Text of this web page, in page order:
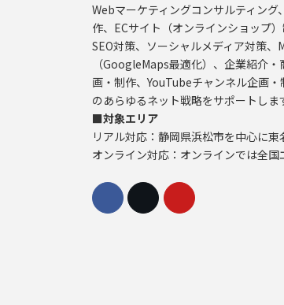
Webマーケティングコンサルティング
作、ECサイト（オンラインショップ
SEO対策、ソーシャルメディア対策、
（GoogleMaps最適化）、企業紹介
画・制作、YouTubeチャンネル企画
のあらゆるネット戦略をサポートしま
■対象エリア
リアル対応：静岡県浜松市を中心に東
オンライン対応：オンラインでは全国